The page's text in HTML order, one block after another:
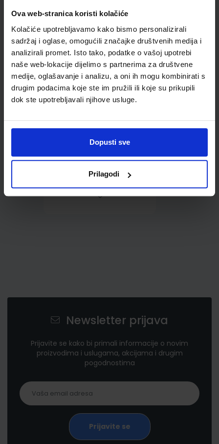
Ova web-stranica koristi kolačiće
Kolačiće upotrebljavamo kako bismo personalizirali
sadržaj i oglase, omogućili značajke društvenih medija i
analizirali promet. Isto tako, podatke o vašoj upotrebi
naše web-lokacije dijelimo s partnerima za društvene
medije, oglašavanje i analizu, a oni ih mogu kombinirati s
drugim podacima koje ste im pružili ili koje su prikupili
dok ste upotrebljavali njihove usluge.
Dopusti sve
Prilagodi
Omot PVC za školske
udžbenike; dimenzije
413x287; tip 239
0,85 €
Newsletter prijava
Prijavite se kako bi primali informacije o novim
proizvodima i uslugama, akcijama i drugim
pogodnostima